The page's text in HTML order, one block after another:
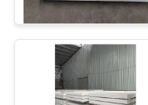
मामले
साइटमैप
क्ले